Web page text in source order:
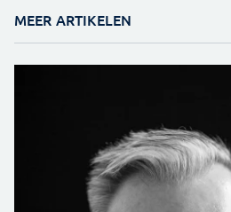
MEER ARTIKELEN